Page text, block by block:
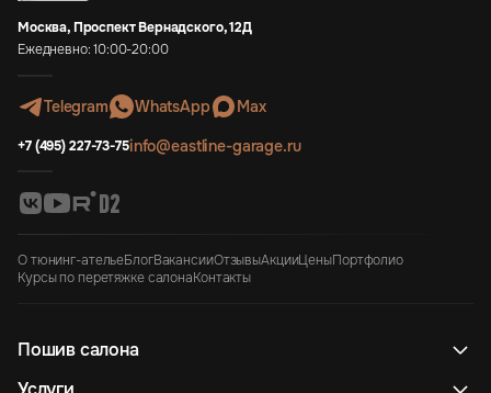
Москва, Проспект Вернадского, 12Д
Ежедневно: 10:00-20:00
Telegram WhatsApp Max
+7 (495) 227-73-75info@eastline-garage.ru
О тюнинг-ательеБлогВакансииОтзывыАкцииЦеныПортфолио
Курсы по перетяжке салонаКонтакты
Пошив салона